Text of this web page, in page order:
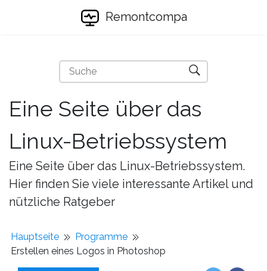
Remontcompa
Eine Seite über das
Linux-Betriebssystem
Eine Seite über das Linux-Betriebssystem.
Hier finden Sie viele interessante Artikel und
nützliche Ratgeber
Hauptseite
Programme
Erstellen eines Logos in Photoshop